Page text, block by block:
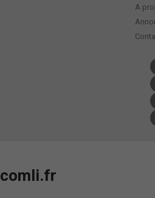
A
comli.fr